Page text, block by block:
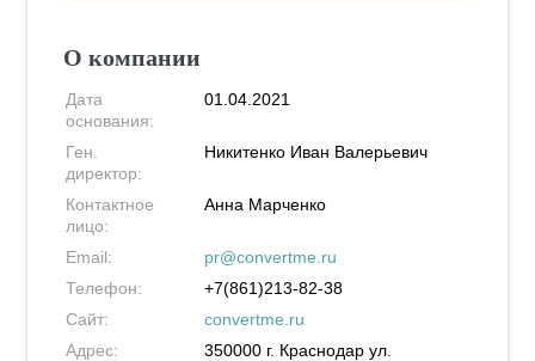
О компании
Дата
основания:
01.04.2021
Ген.
директор:
Никитенко Иван Валерьевич
Контактное
лицо:
Анна Марченко
Email:
pr@convertme.ru
Телефон:
+7(861)213-82-38
Сайт:
convertme.ru
Адрес:
350000 г. Краснодар ул.